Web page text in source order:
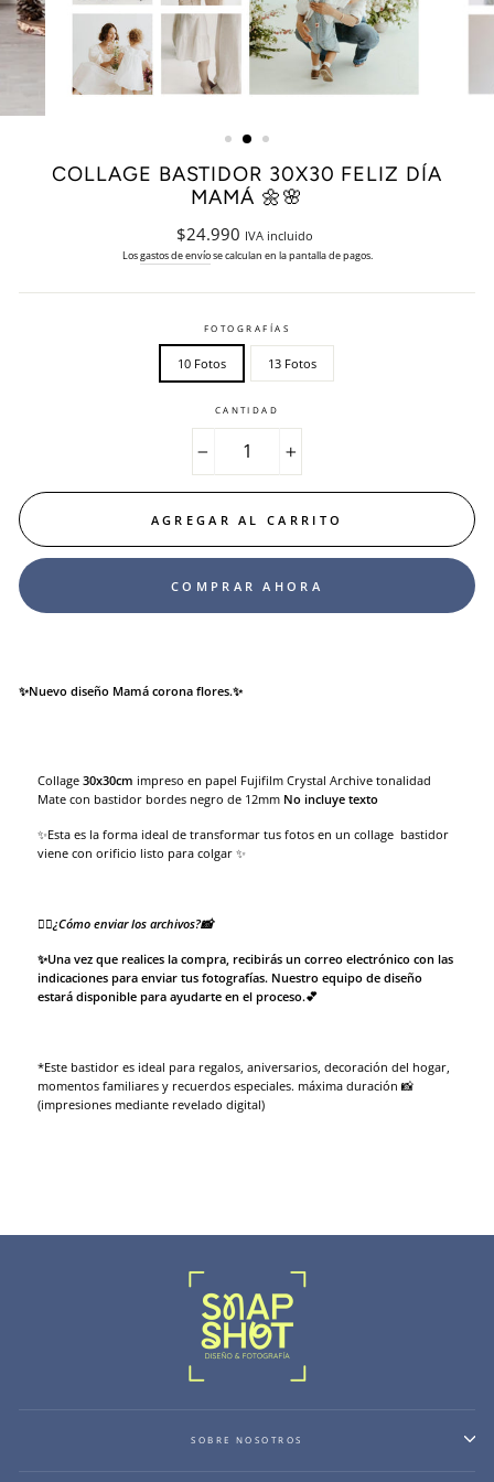
COLLAGE BASTIDOR 30X30 FELIZ DÍA
MAMÁ 🌼🌸
Precio
habitual
$24.990 IVA incluido
Losgastos de envíose calculan en la pantalla de pagos.
FOTOGRAFÍAS
10 Fotos 13 Fotos
CANTIDAD
AGREGAR AL CARRITO
COMPRAR AHORA
✨Nuevo diseño Mamá corona flores.✨
Collage 30x30cm impreso en papel Fujifilm Crystal Archive tonalidad
Mate con bastidor bordes negro de 12mm No incluye texto
✨Esta es la forma ideal de transformar tus fotos en un collage bastidor
viene con orificio listo para colgar ✨
👉🏻¿Cómo enviar los archivos?📸
✨Una vez que realices la compra, recibirás un correo electrónico con las
indicaciones para enviar tus fotografías. Nuestro equipo de diseño
estará disponible para ayudarte en el proceso.💕
*Este bastidor es ideal para regalos, aniversarios, decoración del hogar,
momentos familiares y recuerdos especiales. máxima duración 📸
(impresiones mediante revelado digital)
SOBRE NOSOTROS